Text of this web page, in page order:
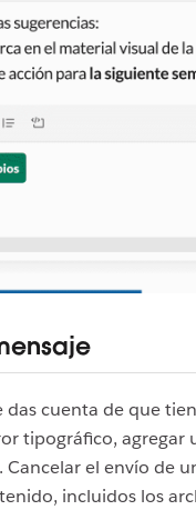
cuenta de que
tipográfico, agregar
el envío de
incluidos los